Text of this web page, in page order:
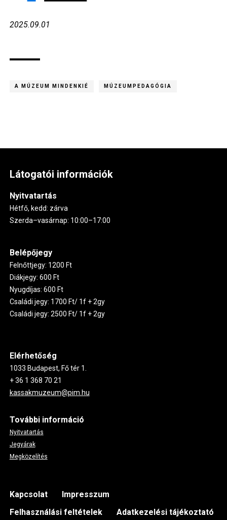
2025.09.01
A MÚZEUM MINDENKIÉ MÚZEUMPEDAGÓGIA
Látogatói információk
Nyitvatartás
Hétfő, kedd: zárva
Szerda–vasárnap: 10:00–17:00
Belépőjegy
Felnőttjegy: 1200 Ft
Diákjegy: 600 Ft
Nyugdíjas: 600 Ft
Családi jegy: 1700 Ft/ 1f + 2gy
Családi jegy: 2500 Ft/ 1f + 2gy
Elérhetőség
1033 Budapest, Fő tér 1.
+ 36 1 368 70 21
kassakmuzeum@pim.hu
További információ
Nyitvatartás
Jegyárak
Megközelítés
Footer
Kapcsolat
Impresszum
Felhasználási feltételek
Adatkezelési tájékoztató